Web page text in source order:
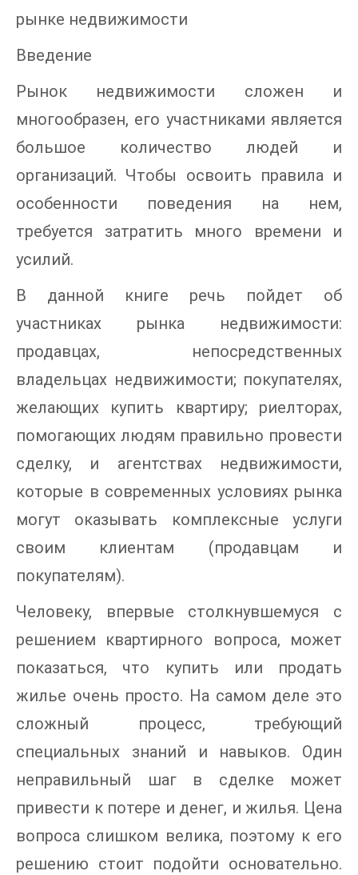
рынке недвижимости
Введение
Рынок недвижимости сложен и
многообразен, его участниками является
большое количество людей и
организаций. Чтобы освоить правила и
особенности поведения на нем,
требуется затратить много времени и
усилий.
В данной книге речь пойдет об
участниках рынка недвижимости:
продавцах, непосредственных
владельцах недвижимости; покупателях,
желающих купить квартиру; риелторах,
помогающих людям правильно провести
сделку, и агентствах недвижимости,
которые в современных условиях рынка
могут оказывать комплексные услуги
своим клиентам (продавцам и
покупателям).
Человеку, впервые столкнувшемуся с
решением квартирного вопроса, может
показаться, что купить или продать
жилье очень просто. На самом деле это
сложный процесс, требующий
специальных знаний и навыков. Один
неправильный шаг в сделке может
привести к потере и денег, и жилья. Цена
вопроса слишком велика, поэтому к его
решению стоит подойти основательно.